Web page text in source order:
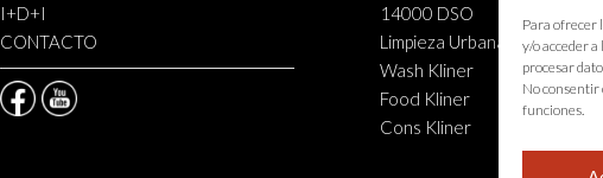
Para ofrecer
y/o acceder
procesar
No
funciones.
I+D+I
CONTACTO
14000 DSO
Limpieza Urbana
Wash Kliner
Food Kliner
Cons Kliner